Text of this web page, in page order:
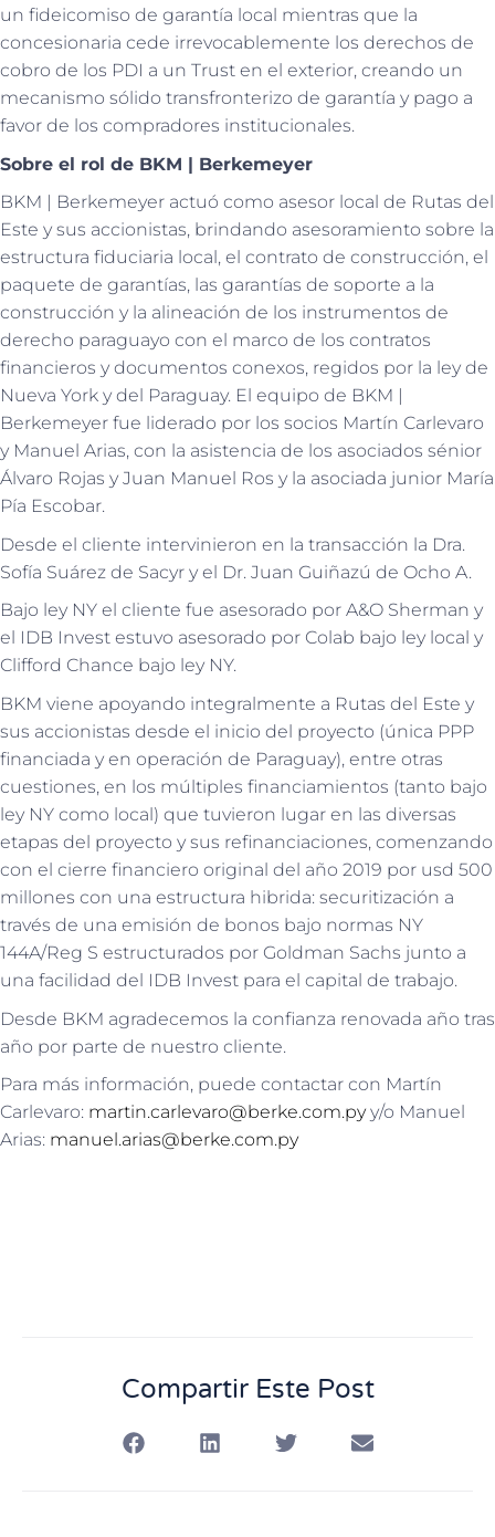
un fideicomiso de garantía local mientras que la
concesionaria cede irrevocablemente los derechos de
cobro de los PDI a un Trust en el exterior, creando un
mecanismo sólido transfronterizo de garantía y pago a
favor de los compradores institucionales.
Sobre el rol de BKM | Berkemeyer
BKM | Berkemeyer actuó como asesor local de Rutas del
Este y sus accionistas, brindando asesoramiento sobre la
estructura fiduciaria local, el contrato de construcción, el
paquete de garantías, las garantías de soporte a la
construcción y la alineación de los instrumentos de
derecho paraguayo con el marco de los contratos
financieros y documentos conexos, regidos por la ley de
Nueva York y del Paraguay. El equipo de BKM |
Berkemeyer fue liderado por los socios Martín Carlevaro
y Manuel Arias, con la asistencia de los asociados sénior
Álvaro Rojas y Juan Manuel Ros y la asociada junior María
Pía Escobar.
Desde el cliente intervinieron en la transacción la Dra.
Sofía Suárez de Sacyr y el Dr. Juan Guiñazú de Ocho A.
Bajo ley NY el cliente fue asesorado por A&O Sherman y
el IDB Invest estuvo asesorado por Colab bajo ley local y
Clifford Chance bajo ley NY.
BKM viene apoyando integralmente a Rutas del Este y
sus accionistas desde el inicio del proyecto (única PPP
financiada y en operación de Paraguay), entre otras
cuestiones, en los múltiples financiamientos (tanto bajo
ley NY como local) que tuvieron lugar en las diversas
etapas del proyecto y sus refinanciaciones, comenzando
con el cierre financiero original del año 2019 por usd 500
millones con una estructura hibrida: securitización a
través de una emisión de bonos bajo normas NY
144A/Reg S estructurados por Goldman Sachs junto a
una facilidad del IDB Invest para el capital de trabajo.
Desde BKM agradecemos la confianza renovada año tras
año por parte de nuestro cliente.
Para más información, puede contactar con Martín
Carlevaro: martin.carlevaro@berke.com.pyy/o Manuel
Arias: manuel.arias@berke.com.py
Compartir Este Post